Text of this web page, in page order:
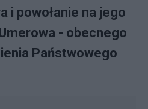
i powołanie na jego
- obecnego
Państwowego